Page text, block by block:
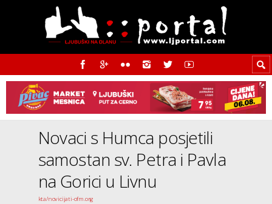
Novaci s Humca posjetili
samostan sv. Petra i Pavla
na Gorici u Livnu
kta/novicijati-ofm.org